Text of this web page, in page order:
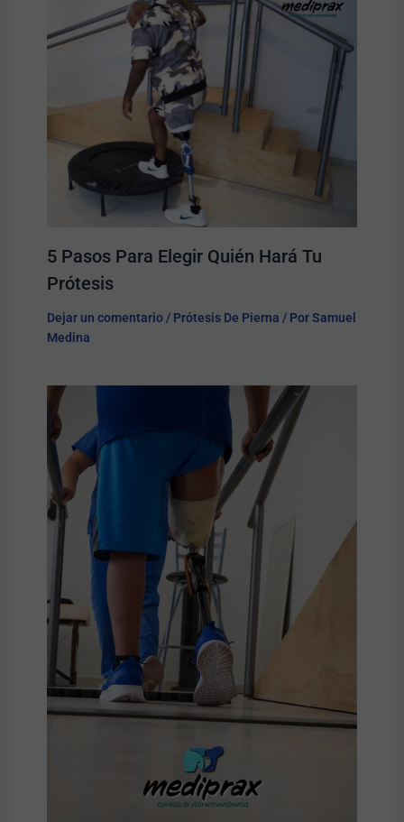
5 Pasos Para Elegir Quién Hará Tu
Prótesis​
Dejar un comentario / Prótesis De Pierna / PorSamuel
Medina